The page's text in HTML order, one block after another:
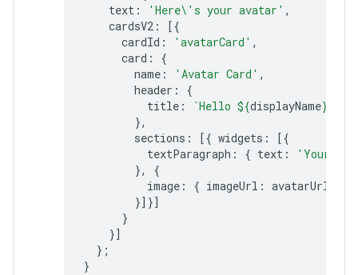
text : 'Here\'s your avatar' ,
cardsV2 :
[{
cardId : 'avatarCard' ,
card :
{
name : 'Avatar Card' ,
header :
{
title : `Hello ${displayName}
},
sections : [{ widgets :
[{
textParagraph : { text :
'Your
},
{
image : { imageUrl : avatarUrl
}]}]
}
}]
};
}